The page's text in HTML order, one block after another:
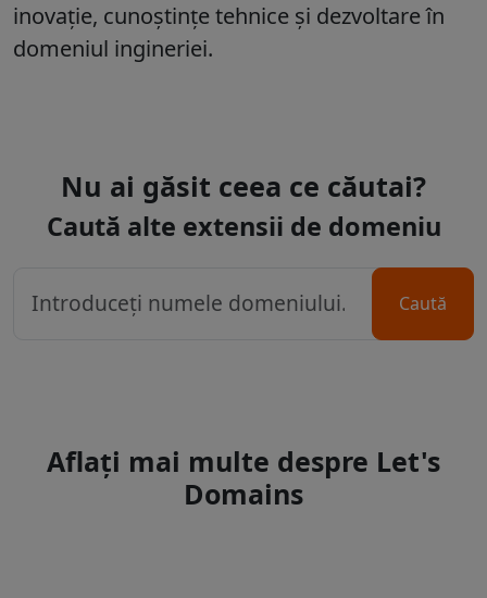
inovație, cunoștințe tehnice și dezvoltare în
domeniul ingineriei.
Nu ai găsit ceea ce căutai?
Caută alte extensii de domeniu
Caută